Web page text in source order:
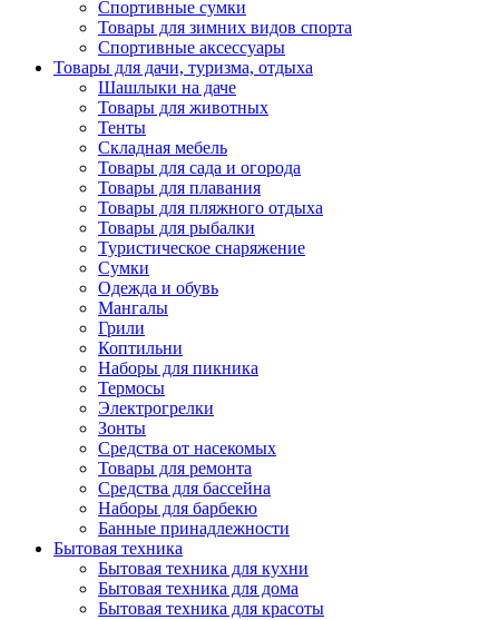
Спортивные сумки
Товары для зимних видов спорта
Спортивные аксессуары
Товары для дачи, туризма, отдыха
Шашлыки на даче
Товары для животных
Тенты
Складная мебель
Товары для сада и огорода
Товары для плавания
Товары для пляжного отдыха
Товары для рыбалки
Туристическое снаряжение
Сумки
Одежда и обувь
Мангалы
Грили
Коптильни
Наборы для пикника
Термосы
Электрогрелки
Зонты
Средства от насекомых
Товары для ремонта
Средства для бассейна
Наборы для барбекю
Банные принадлежности
Бытовая техника
Бытовая техника для кухни
Бытовая техника для дома
Бытовая техника для красоты